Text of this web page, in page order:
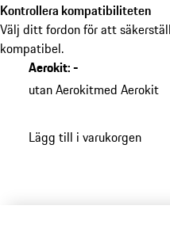
Kontrollera kompatibiliteten
Välj ditt fordon för att
kompatibel.
Aerokit:-
utan Aerokitmed Aerokit
Lägg till i varukorgen